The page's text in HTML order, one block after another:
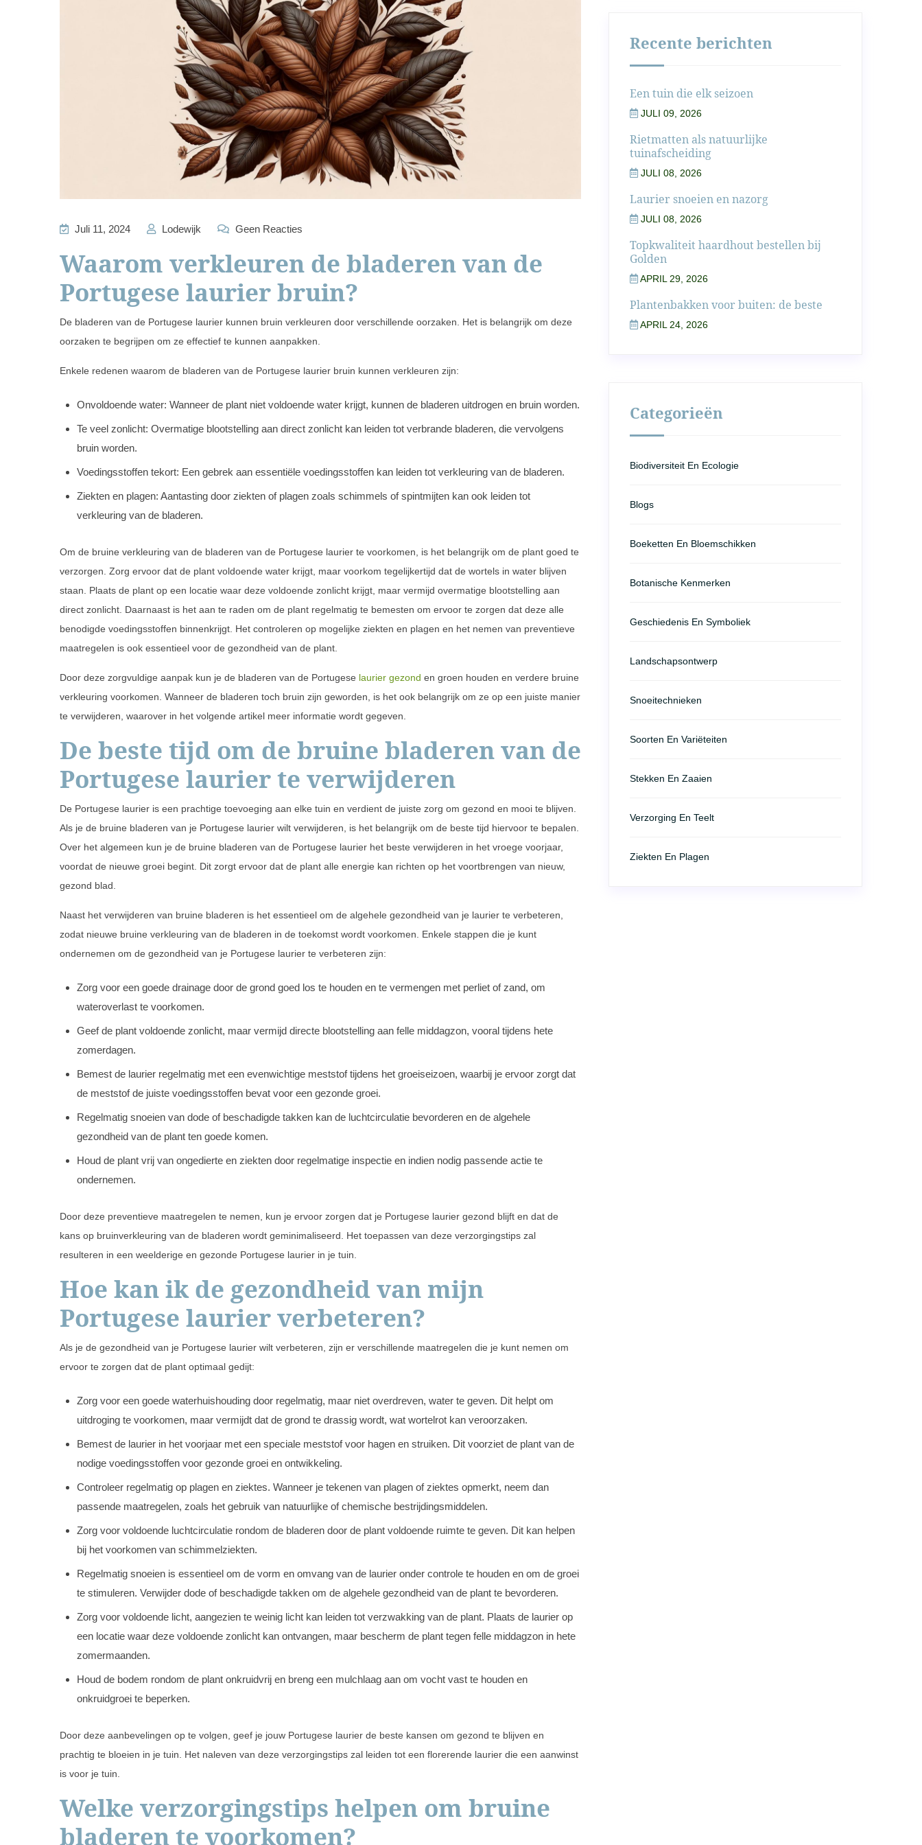
Juli 11, 2024 Lodewijk Geen Reacties
Waarom verkleuren de bladeren van de
Portugese laurier bruin?
De bladeren van de Portugese laurier kunnen bruin verkleuren door verschillende oorzaken. Het is belangrijk om deze
oorzaken te begrijpen om ze effectief te kunnen aanpakken.
Enkele redenen waarom de bladeren van de Portugese laurier bruin kunnen verkleuren zijn:
Onvoldoende water: Wanneer de plant niet voldoende water krijgt, kunnen de bladeren uitdrogen en bruin worden.
Te veel zonlicht: Overmatige blootstelling aan direct zonlicht kan leiden tot verbrande bladeren, die vervolgens
bruin worden.
Voedingsstoffen tekort: Een gebrek aan essentiële voedingsstoffen kan leiden tot verkleuring van de bladeren.
Ziekten en plagen: Aantasting door ziekten of plagen zoals schimmels of spintmijten kan ook leiden tot
verkleuring van de bladeren.
Om de bruine verkleuring van de bladeren van de Portugese laurier te voorkomen, is het belangrijk om de plant goed te
verzorgen. Zorg ervoor dat de plant voldoende water krijgt, maar voorkom tegelijkertijd dat de wortels in water blijven
staan. Plaats de plant op een locatie waar deze voldoende zonlicht krijgt, maar vermijd overmatige blootstelling aan
direct zonlicht. Daarnaast is het aan te raden om de plant regelmatig te bemesten om ervoor te zorgen dat deze alle
benodigde voedingsstoffen binnenkrijgt. Het controleren op mogelijke ziekten en plagen en het nemen van preventieve
maatregelen is ook essentieel voor de gezondheid van de plant.
Door deze zorgvuldige aanpak kun je de bladeren van de Portugese laurier gezond en groen houden en verdere bruine
verkleuring voorkomen. Wanneer de bladeren toch bruin zijn geworden, is het ook belangrijk om ze op een juiste manier
te verwijderen, waarover in het volgende artikel meer informatie wordt gegeven.
De beste tijd om de bruine bladeren van de
Portugese laurier te verwijderen
De Portugese laurier is een prachtige toevoeging aan elke tuin en verdient de juiste zorg om gezond en mooi te blijven.
Als je de bruine bladeren van je Portugese laurier wilt verwijderen, is het belangrijk om de beste tijd hiervoor te bepalen.
Over het algemeen kun je de bruine bladeren van de Portugese laurier het beste verwijderen in het vroege voorjaar,
voordat de nieuwe groei begint. Dit zorgt ervoor dat de plant alle energie kan richten op het voortbrengen van nieuw,
gezond blad.
Naast het verwijderen van bruine bladeren is het essentieel om de algehele gezondheid van je laurier te verbeteren,
zodat nieuwe bruine verkleuring van de bladeren in de toekomst wordt voorkomen. Enkele stappen die je kunt
ondernemen om de gezondheid van je Portugese laurier te verbeteren zijn:
Zorg voor een goede drainage door de grond goed los te houden en te vermengen met perliet of zand, om
wateroverlast te voorkomen.
Geef de plant voldoende zonlicht, maar vermijd directe blootstelling aan felle middagzon, vooral tijdens hete
zomerdagen.
Bemest de laurier regelmatig met een evenwichtige meststof tijdens het groeiseizoen, waarbij je ervoor zorgt dat
de meststof de juiste voedingsstoffen bevat voor een gezonde groei.
Regelmatig snoeien van dode of beschadigde takken kan de luchtcirculatie bevorderen en de algehele
gezondheid van de plant ten goede komen.
Houd de plant vrij van ongedierte en ziekten door regelmatige inspectie en indien nodig passende actie te
ondernemen.
Door deze preventieve maatregelen te nemen, kun je ervoor zorgen dat je Portugese laurier gezond blijft en dat de
kans op bruinverkleuring van de bladeren wordt geminimaliseerd. Het toepassen van deze verzorgingstips zal
resulteren in een weelderige en gezonde Portugese laurier in je tuin.
Hoe kan ik de gezondheid van mijn
Portugese laurier verbeteren?
Als je de gezondheid van je Portugese laurier wilt verbeteren, zijn er verschillende maatregelen die je kunt nemen om
ervoor te zorgen dat de plant optimaal gedijt:
Zorg voor een goede waterhuishouding door regelmatig, maar niet overdreven, water te geven. Dit helpt om
uitdroging te voorkomen, maar vermijdt dat de grond te drassig wordt, wat wortelrot kan veroorzaken.
Bemest de laurier in het voorjaar met een speciale meststof voor hagen en struiken. Dit voorziet de plant van de
nodige voedingsstoffen voor gezonde groei en ontwikkeling.
Controleer regelmatig op plagen en ziektes. Wanneer je tekenen van plagen of ziektes opmerkt, neem dan
passende maatregelen, zoals het gebruik van natuurlijke of chemische bestrijdingsmiddelen.
Zorg voor voldoende luchtcirculatie rondom de bladeren door de plant voldoende ruimte te geven. Dit kan helpen
bij het voorkomen van schimmelziekten.
Regelmatig snoeien is essentieel om de vorm en omvang van de laurier onder controle te houden en om de groei
te stimuleren. Verwijder dode of beschadigde takken om de algehele gezondheid van de plant te bevorderen.
Zorg voor voldoende licht, aangezien te weinig licht kan leiden tot verzwakking van de plant. Plaats de laurier op
een locatie waar deze voldoende zonlicht kan ontvangen, maar bescherm de plant tegen felle middagzon in hete
zomermaanden.
Houd de bodem rondom de plant onkruidvrij en breng een mulchlaag aan om vocht vast te houden en
onkruidgroei te beperken.
Door deze aanbevelingen op te volgen, geef je jouw Portugese laurier de beste kansen om gezond te blijven en
prachtig te bloeien in je tuin. Het naleven van deze verzorgingstips zal leiden tot een florerende laurier die een aanwinst
is voor je tuin.
Welke verzorgingstips helpen om bruine
bladeren te voorkomen?
Recente berichten
Een tuin die elk seizoen
JULI 09, 2026
Rietmatten als natuurlijke
tuinafscheiding
JULI 08, 2026
Laurier snoeien en nazorg
JULI 08, 2026
Topkwaliteit haardhout bestellen bij
Golden
APRIL 29, 2026
Plantenbakken voor buiten: de beste
APRIL 24, 2026
Categorieën
Biodiversiteit En Ecologie
Blogs
Boeketten En Bloemschikken
Botanische Kenmerken
Geschiedenis En Symboliek
Landschapsontwerp
Snoeitechnieken
Soorten En Variëteiten
Stekken En Zaaien
Verzorging En Teelt
Ziekten En Plagen